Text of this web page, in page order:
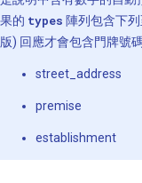
},
"terms"
果的 types 陣列包含下
版) 回應才會包含門牌號碼
street_address
premise
establishment